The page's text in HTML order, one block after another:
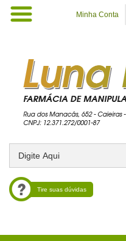
Minha Conta
Tire suas dúvidas